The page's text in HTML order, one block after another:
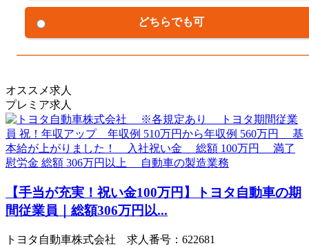
どちらでも可
オススメ求人
プレミア求人
【手当が充実！祝い金100万円】トヨタ自動車の期
間従業員｜総額306万円以...
トヨタ自動車株式会社 求人番号：622681